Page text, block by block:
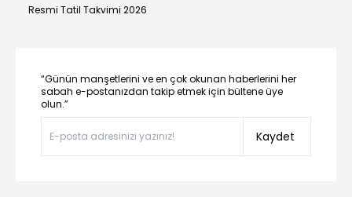
Resmi Tatil Takvimi 2026
“Günün manşetlerini ve en çok okunan haberlerini her
sabah e-postanızdan takip etmek için bültene üye
olun.”
Kaydet